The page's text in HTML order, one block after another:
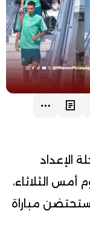
الإعداد
أمس الثلاثاء،
ستحتضن مباراة